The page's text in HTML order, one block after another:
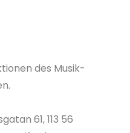
des Musik-
61, 113 56